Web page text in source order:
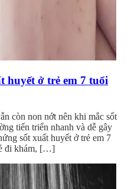
huyết ở trẻ em 7 tuổi
còn non nớt nên khi mắc sốt
tiến triển nhanh và dễ gây
sốt xuất huyết ở trẻ em 7
đi khám, […]